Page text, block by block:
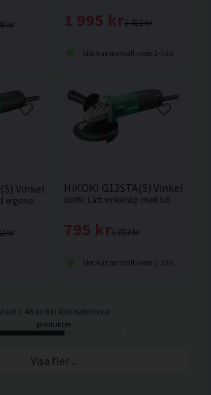
kr 2 413 kr
1 995 kr
Skickas normalt inom 1-3 dagar
Vinkelslip 125MM (730W)
730W. Kompakt med ergonomiskt smalt grepp och vinklat stödhandtag
kr
HiKOKI G13STA(S) Vinkelslip
600W. Lätt vinkelslip med hög avverkning
1 013 kr
795 kr
Skickas normalt inom 1-3 dagar
1-48 av 83 i Alla nätdrivna
produkter
Visa fler ...